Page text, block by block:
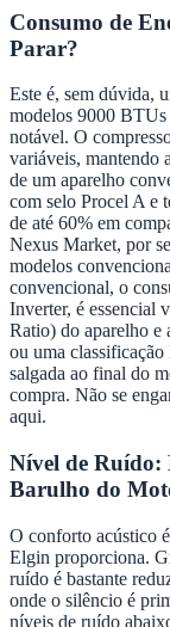
Consumo de
Parar?
Este é, sem dúvida,
modelos 9000 BTUs
notável. O
variáveis, mantendo
de um aparelho
com selo Procel A e
de até 60% em
Nexus Market, por
modelos
convencional, o
Inverter, é essencial
Ratio) do aparelho e
ou uma
salgada ao final do
compra. Não se
aqui.
Nível de
Barulho do
O conforto acústico
Elgin proporciona.
ruído é bastante
onde o silêncio é
níveis de ruído